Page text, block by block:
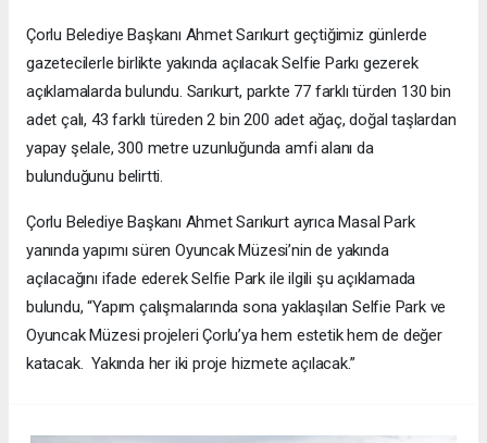
Çorlu Belediye Başkanı Ahmet Sarıkurt geçtiğimiz günlerde
gazetecilerle birlikte yakında açılacak Selfie Parkı gezerek
açıklamalarda bulundu. Sarıkurt, parkte 77 farklı türden 130 bin
adet çalı, 43 farklı türeden 2 bin 200 adet ağaç, doğal taşlardan
yapay şelale, 300 metre uzunluğunda amfi alanı da
bulunduğunu belirtti.
Çorlu Belediye Başkanı Ahmet Sarıkurt ayrıca Masal Park
yanında yapımı süren Oyuncak Müzesi’nin de yakında
açılacağını ifade ederek Selfie Park ile ilgili şu açıklamada
bulundu, “Yapım çalışmalarında sona yaklaşılan Selfie Park ve
Oyuncak Müzesi projeleri Çorlu’ya hem estetik hem de değer
katacak. Yakında her iki proje hizmete açılacak.”